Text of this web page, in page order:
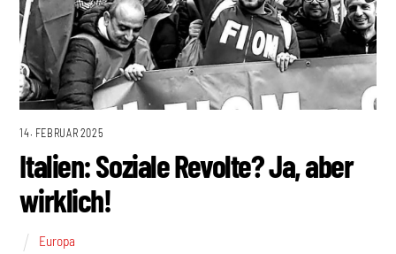
14. FEBRUAR 2025
Italien: Soziale Revolte? Ja, aber
wirklich!
Europa